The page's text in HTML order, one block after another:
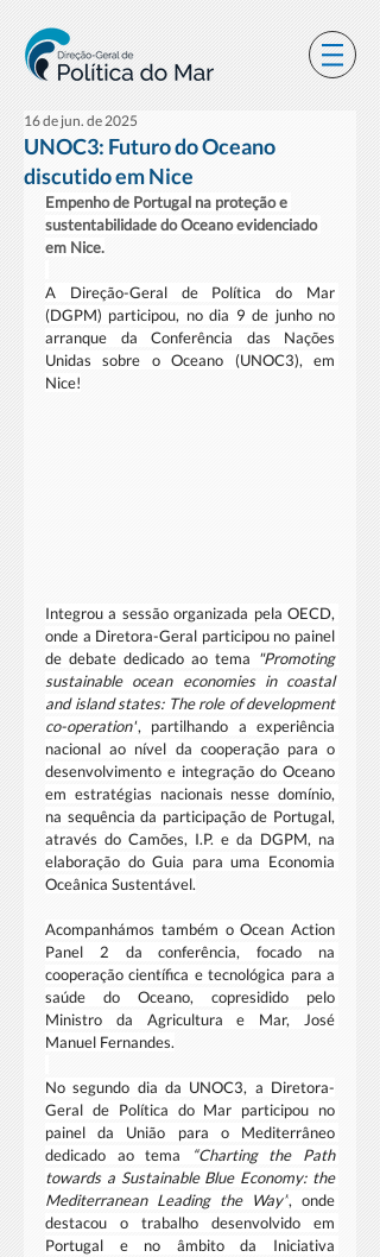
UNOC3: Futuro do Oceano
discutido em Nice
16 de jun. de 2025
Empenho de Portugal na proteção e
sustentabilidade do Oceano evidenciado
em Nice.
A Direção-Geral de Política do Mar
(DGPM) participou, no dia 9 de junho no
arranque da Conferência das Nações
Unidas sobre o Oceano (UNOC3), em
Nice!
Integrou a sessão organizada pela OECD,
onde a Diretora-Geral participou no painel
de debate dedicado ao tema "Promoting
sustainable ocean economies in coastal
and island states: The role of development
co-operation", partilhando a experiência
nacional ao nível da cooperação para o
desenvolvimento e integração do Oceano
em estratégias nacionais nesse domínio,
na sequência da participação de Portugal,
através do Camões, I.P. e da DGPM, na
elaboração do Guia para uma Economia
Oceânica Sustentável.
Acompanhámos também o Ocean Action
Panel 2 da conferência, focado na
cooperação científica e tecnológica para a
saúde do Oceano, copresidido pelo
Ministro da Agricultura e Mar, José
Manuel Fernandes.
No segundo dia da UNOC3, a Diretora-
Geral de Política do Mar participou no
painel da União para o Mediterrâneo
dedicado ao tema
“Charting the Path
towards a Sustainable Blue Economy: the
Mediterranean Leading the Way”, onde
destacou o trabalho desenvolvido em